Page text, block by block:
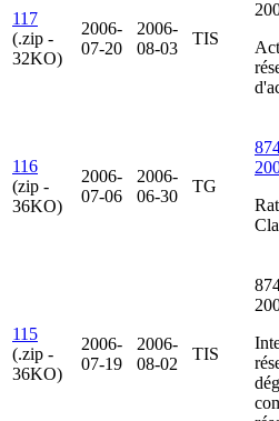
117
(.zip -
32KO)
2006-
07-20
2006-
08-03
TIS
116
(zip -
36KO)
2006-
07-06
2006-
06-30
TG
115
(.zip -
36KO)
2006-
07-19
2006-
08-02
TIS